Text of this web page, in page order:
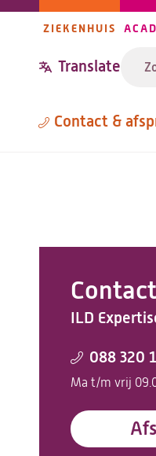
navigatie
ZIEKENHUIS
Translate
Contact &
Contact
ILD
088 320
Ma t/m vrij